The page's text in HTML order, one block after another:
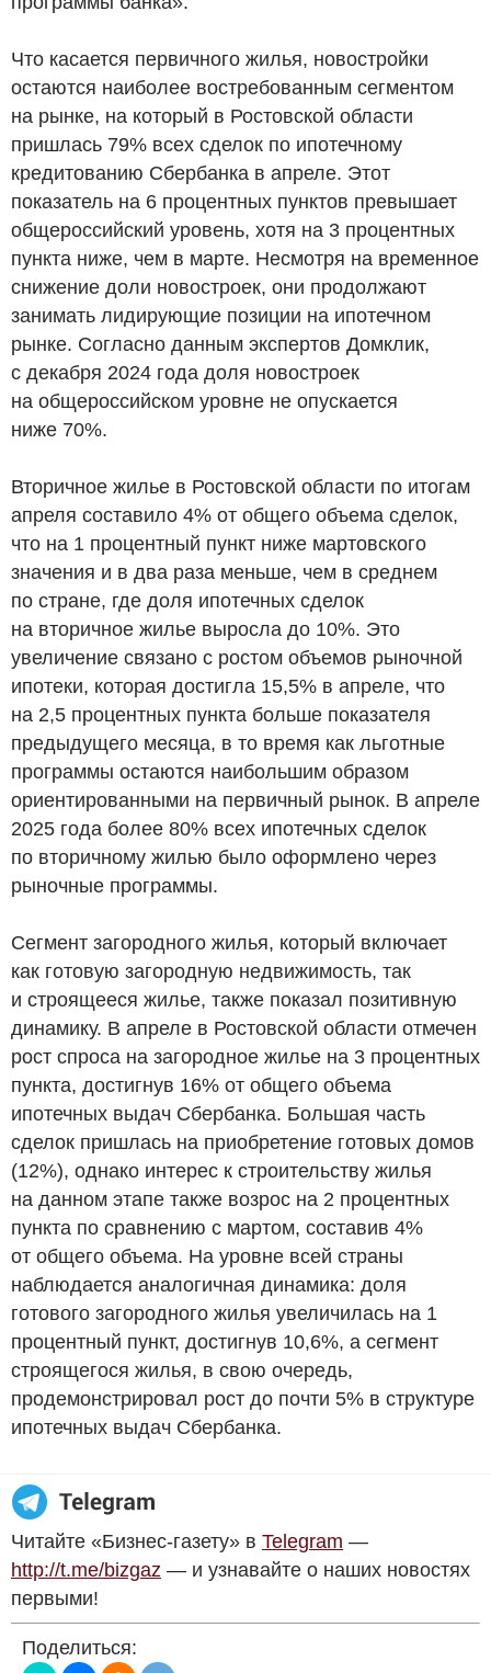
Что касается первичного жилья, новостройки
остаются наиболее востребованным сегментом
на рынке, на который в Ростовской области
пришлась 79% всех сделок по ипотечному
кредитованию Сбербанка в апреле. Этот
показатель на 6 процентных пунктов превышает
общероссийский уровень, хотя на 3 процентных
пункта ниже, чем в марте. Несмотря на временное
снижение доли новостроек, они продолжают
занимать лидирующие позиции на ипотечном
рынке. Согласно данным экспертов Домклик,
с декабря 2024 года доля новостроек
на общероссийском уровне не опускается
ниже 70%.
Вторичное жилье в Ростовской области по итогам
апреля составило 4% от общего объема сделок,
что на 1 процентный пункт ниже мартовского
значения и в два раза меньше, чем в среднем
по стране, где доля ипотечных сделок
на вторичное жилье выросла до 10%. Это
увеличение связано с ростом объемов рыночной
ипотеки, которая достигла 15,5% в апреле, что
на 2,5 процентных пункта больше показателя
предыдущего месяца, в то время как льготные
программы остаются наибольшим образом
ориентированными на первичный рынок. В апреле
2025 года более 80% всех ипотечных сделок
по вторичному жилью было оформлено через
рыночные программы.
Сегмент загородного жилья, который включает
как готовую загородную недвижимость, так
и строящееся жилье, также показал позитивную
динамику. В апреле в Ростовской области отмечен
рост спроса на загородное жилье на 3 процентных
пункта, достигнув 16% от общего объема
ипотечных выдач Сбербанка. Большая часть
сделок пришлась на приобретение готовых домов
(12%), однако интерес к строительству жилья
на данном этапе также возрос на 2 процентных
пункта по сравнению с мартом, составив 4%
от общего объема. На уровне всей страны
наблюдается аналогичная динамика: доля
готового загородного жилья увеличилась на 1
процентный пункт, достигнув 10,6%, а сегмент
строящегося жилья, в свою очередь,
продемонстрировал рост до почти 5% в структуре
ипотечных выдач Сбербанка.
Читайте «Бизнес-газету» в Telegram —
http://t.me/bizgaz — и узнавайте о наших новостях
первыми!
Поделиться: